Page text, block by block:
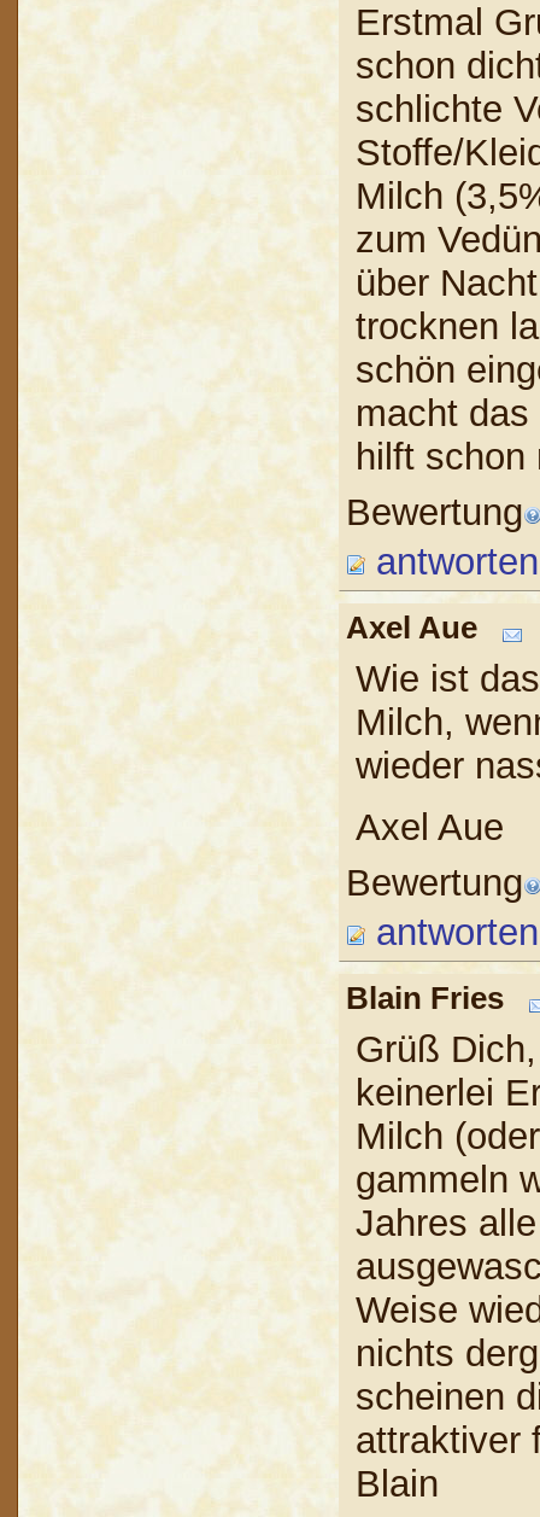
Erstmal
schon
schlichte
Stoffe/
Milch
zum
über
trocknen
schön
macht
hilft schon
Bewertung
antworten
Axel Aue
Wie ist
Milch,
wieder
Axel Aue
Bewertung
antworten
Blain Fries
Grüß
keinerlei
Milch
gammeln
Jahres
Weise
nichts
scheinen
attraktiver
Blain